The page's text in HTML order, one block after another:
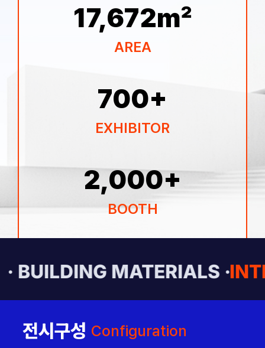
17,672㎡
AREA
700+
EXHIBITOR
2,000+
BOOTH
· BUILDING MATERIALS ·
전시구성 Configuration